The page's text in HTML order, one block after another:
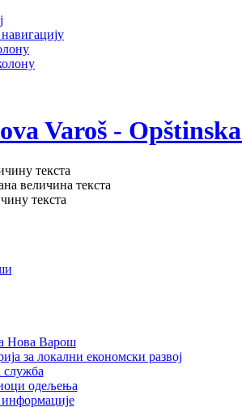
Varoš -
Нова Варош
за локални економски развој
одељења